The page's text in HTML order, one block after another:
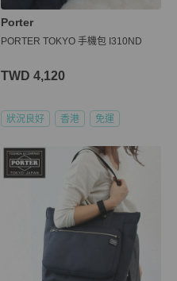
Porter
PORTER TOKYO 手機包 I310ND
TWD 4,120
狀況良好 香港 免運